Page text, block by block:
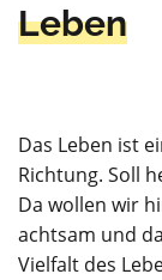
Leben
Das Leben ist
Richtung. Soll
Da wollen wir
achtsam und
Vielfalt des